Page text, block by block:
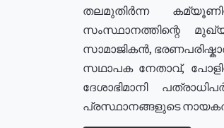
തലമുതിർന്ന
സംസ്ഥാനത്തിന്റെ
സാമാജികൻ,
സഥാപക നേതാവ്,
ദേശാഭിമാനി
പ്രസ്ഥാനങ്ങളുടെ